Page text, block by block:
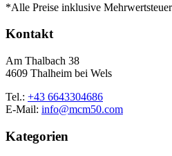
der
*Alle Preise inklusive Mehrwertsteuer
Kontakt
Am Thalbach 38
4609 Thalheim bei Wels
Tel.: +43 6643304686
E-Mail: info@mcm50.com
Kategorien